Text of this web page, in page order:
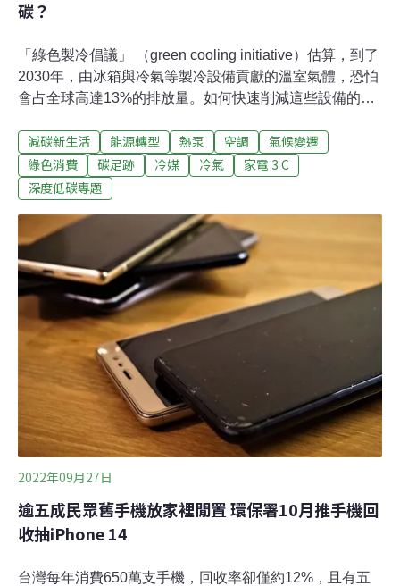
碳？
「綠色製冷倡議」 （green cooling initiative）估算，到了
2030年，由冰箱與冷氣等製冷設備貢獻的溫室氣體，恐怕
會占全球高達13%的排放量。如何快速削減這些設備的碳
年來熱浪、極端高溫在各地屢見不鮮，冷氣更成為台灣這
種熱帶地區不可或缺的生活家電，IEA預估到了2050年，
全球冷氣數量將超過50億台，而且超過一半會裝在中國、
印度、印尼等人口眾多的開發中國家。冷氣太多有事嗎？
由德國發起的「綠色製冷倡議」（green cooling
initiative）估算，依此趨勢發展，到了2030年，由冰箱與
冷氣等製冷設備貢獻的溫室氣體，恐怕會占全球高達13%
的排放量！
減碳新生活 能源轉型 熱泵 空調
氣候變遷
綠色消費
碳足跡 冷媒 冷氣
家電 3 C
深度低碳專題
2022年09月27日
逾五成民眾舊手機放家裡閒置 環保署10月推手機回
收抽iPhone 14
台灣每年消費650萬支手機，回收率卻僅約12%，且有五